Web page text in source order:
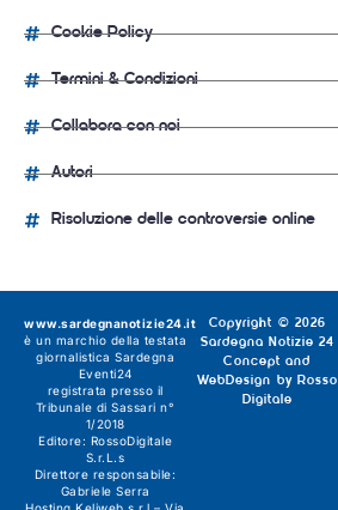
Cookie Policy
Termini & Condizioni
Collabora con noi
Autori
Risoluzione delle controversie online
Copyright © 2026
Sardegna Notizie 24
Concept and
WebDesign by Rosso
Digitale
www.sardegnanotizie24.it
è un marchio della testata
giornalistica Sardegna
Eventi24
registrata presso il
Tribunale di Sassari n°
1/2018
Editore: RossoDigitale
S.r.L.s
Direttore responsabile:
Gabriele Serra